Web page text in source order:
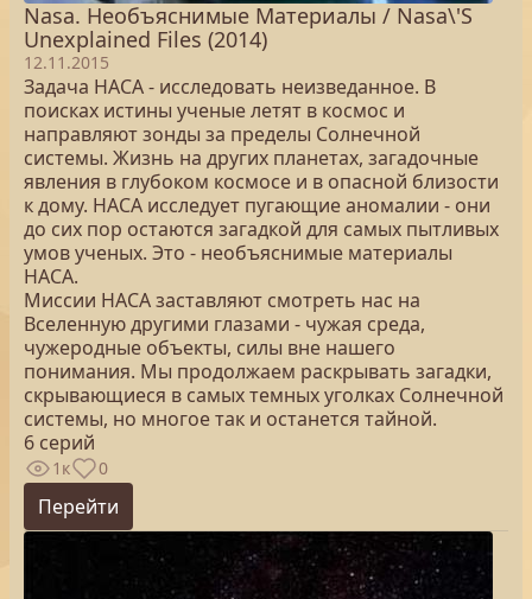
Nasa. Необъяснимые Материалы / Nasa\'S
Unexplained Files (2014)
12.11.2015
Задача НАСА - исследовать неизведанное. В
поисках истины ученые летят в космос и
направляют зонды за пределы Солнечной
системы. Жизнь на других планетах, загадочные
явления в глубоком космосе и в опасной близости
к дому. НАСА исследует пугающие аномалии - они
до сих пор остаются загадкой для самых пытливых
умов ученых. Это - необъяснимые материалы
НАСА.
Миссии НАСА заставляют смотреть нас на
Вселенную другими глазами - чужая среда,
чужеродные объекты, силы вне нашего
понимания. Мы продолжаем раскрывать загадки,
скрывающиеся в самых темных уголках Солнечной
системы, но многое так и останется тайной.
6 серий
1к 0
Перейти